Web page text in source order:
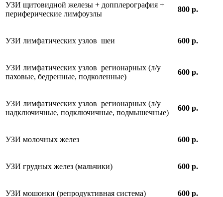
УЗИ щитовидной железы + допплерография +
периферические лимфоузлы
800 р.
УЗИ лимфатических узлов шеи 600 р.
УЗИ лимфатических узлов регионарных (л/у
паховые, бедренные, подколенные)
600 р.
УЗИ лимфатических узлов регионарных (л/у
надключичные, подключичные, подмышечные)
600 р.
УЗИ молочных желез 600 р.
УЗИ грудных желез (мальчики) 600 р.
УЗИ мошонки (репродуктивная система) 600 р.